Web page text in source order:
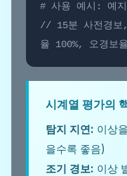
# 사용 예시: 예지
// 15분 사전경보
율 100%, 오경보
시계열 평가의
탐지 지연: 이상
을수록 좋음)
조기 경보: 이상